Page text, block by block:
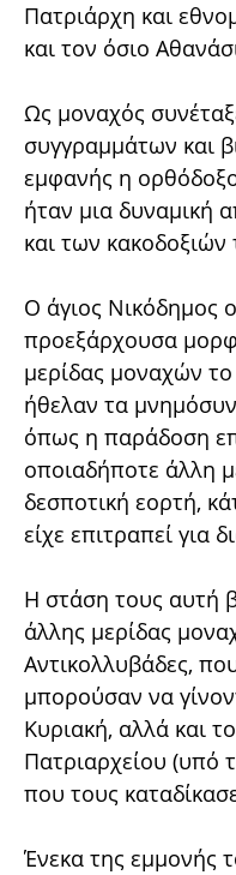
Πατριάρχη και
και τον όσιο
Ως μοναχός
συγγραμμάτων και
εμφανής η
ήταν μια δυναμική
και των
Ο άγιος Νικόδημος
προεξάρχουσα
μερίδας μοναχών
ήθελαν τα
όπως η παράδοση
οποιαδήποτε άλλη
δεσποτική εορτή,
είχε επιτραπεί για
Η στάση τους αυτή
άλλης μερίδας
Αντικολλυβάδες,
μπορούσαν να
Κυριακή, αλλά και
Πατριαρχείου (υπό
που τους
Ένεκα της εμμονής